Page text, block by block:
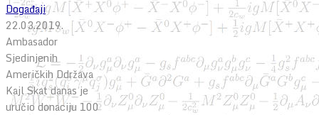
Događaji
22.03.2019.
Ambasador
Sjedinjenih
Američkih Ddržava
Kajl Skat danas je
uručio donaciju 100